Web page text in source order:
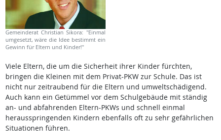
Gemeinderat Christian Sikora: "Einmal
umgesetzt, wäre die Idee bestimmt ein
Gewinn für Eltern und Kinder!"
Viele Eltern, die um die Sicherheit ihrer Kinder fürchten,
bringen die Kleinen mit dem Privat-PKW zur Schule. Das ist
nicht nur zeitraubend für die Eltern und umweltschädigend.
Auch kann ein Getümmel vor dem Schulgebäude mit ständig
an- und abfahrenden Eltern-PKWs und schnell einmal
herausspringenden Kindern ebenfalls oft zu sehr gefährlichen
Situationen führen.